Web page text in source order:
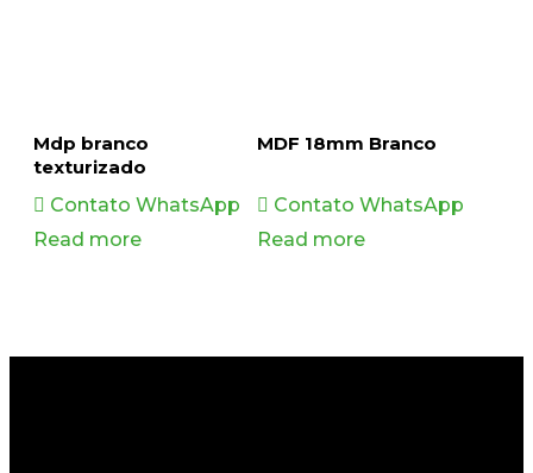
Mdp branco
texturizado
Contato WhatsApp
Read more
MDF 18mm Branco
Contato WhatsApp
Read more